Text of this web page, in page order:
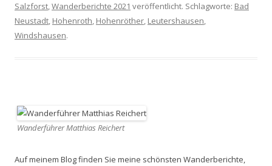
Salzforst,Wanderberichte 2021 veröffentlicht. Schlagworte: Bad
Neustadt, Hohenroth, Hohenröther, Leutershausen,
Windshausen.
Wanderführer Matthias Reichert
Auf meinem Blog finden Sie meine schönsten Wanderberichte,